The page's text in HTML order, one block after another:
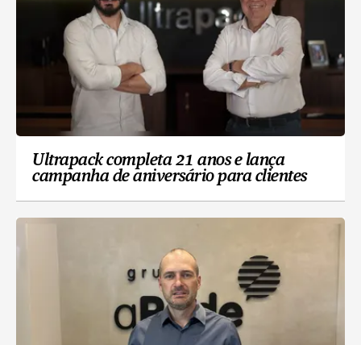
Ultrapack completa 21 anos e lança
campanha de aniversário para clientes